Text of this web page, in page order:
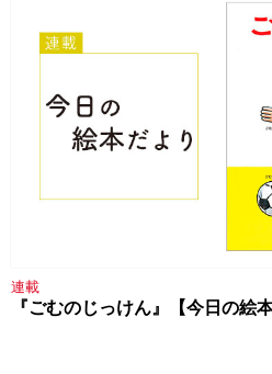
連載
『ごむのじっけん』【今日の絵